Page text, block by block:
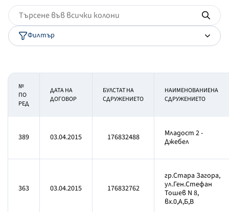
Филтър
№
ПО
РЕД
ДАТА НА
ДОГОВОР
БУЛСТАТ НА
СДРУЖЕНИЕТО
НАИМЕНОВАНИЕНА
СДРУЖЕНИЕТО
389 03.04.2015 176832488
Младост 2 -
Джебел
363 03.04.2015 176832762
гр.Стара Загора,
ул.Ген.Стефан
Тошев N 8,
вх.0,А,Б,В